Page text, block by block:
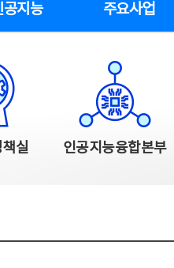
공지능 주요사업
실 인공지능융합본부